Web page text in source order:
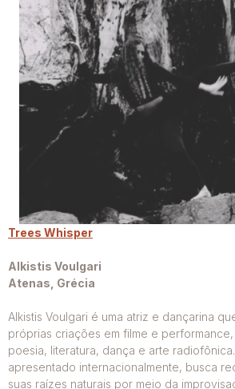
Trees Whisper
Alkistis Voulgari
Atenas, Grécia
Alkistis Voulgari é uma atriz e dançarina
próprias criações em filme e
poesia, literatura, dança e arte
apresentado internacionalmente, busca
suas raízes naturais por meio da